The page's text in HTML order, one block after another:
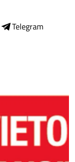
Telegram